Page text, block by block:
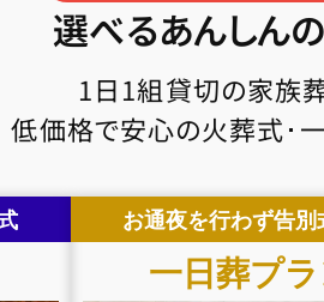
選べるあんしん
1日1組貸切の家族
低価格で安心の火葬式･
お通夜を行わず告別
一日葬プ